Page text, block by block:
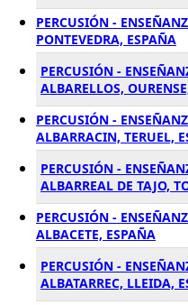
PERCUSIÓN -
PONTEVEDRA, ESPAÑA
PERCUSIÓN -
ALBARELLOS,
PERCUSIÓN -
ALBARRACIN, TERUEL,
PERCUSIÓN -
ALBARREAL DE TAJO,
PERCUSIÓN -
ALBACETE, ESPAÑA
PERCUSIÓN -
ALBATARREC, LLEIDA,